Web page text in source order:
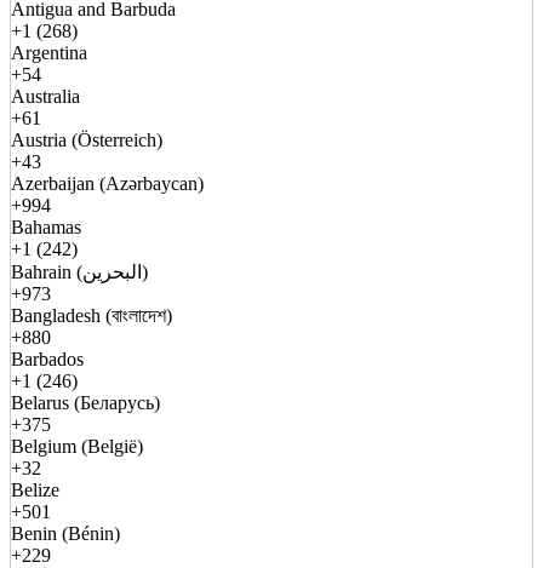
Antigua and Barbuda
+1 (268)
Argentina
+54
Australia
+61
Austria (Österreich)
+43
Azerbaijan (Azərbaycan)
+994
Bahamas
+1 (242)
Bahrain (البحرين)
+973
Bangladesh (বাংলাদেশ)
+880
Barbados
+1 (246)
Belarus (Беларусь)
+375
Belgium (België)
+32
Belize
+501
Benin (Bénin)
+229